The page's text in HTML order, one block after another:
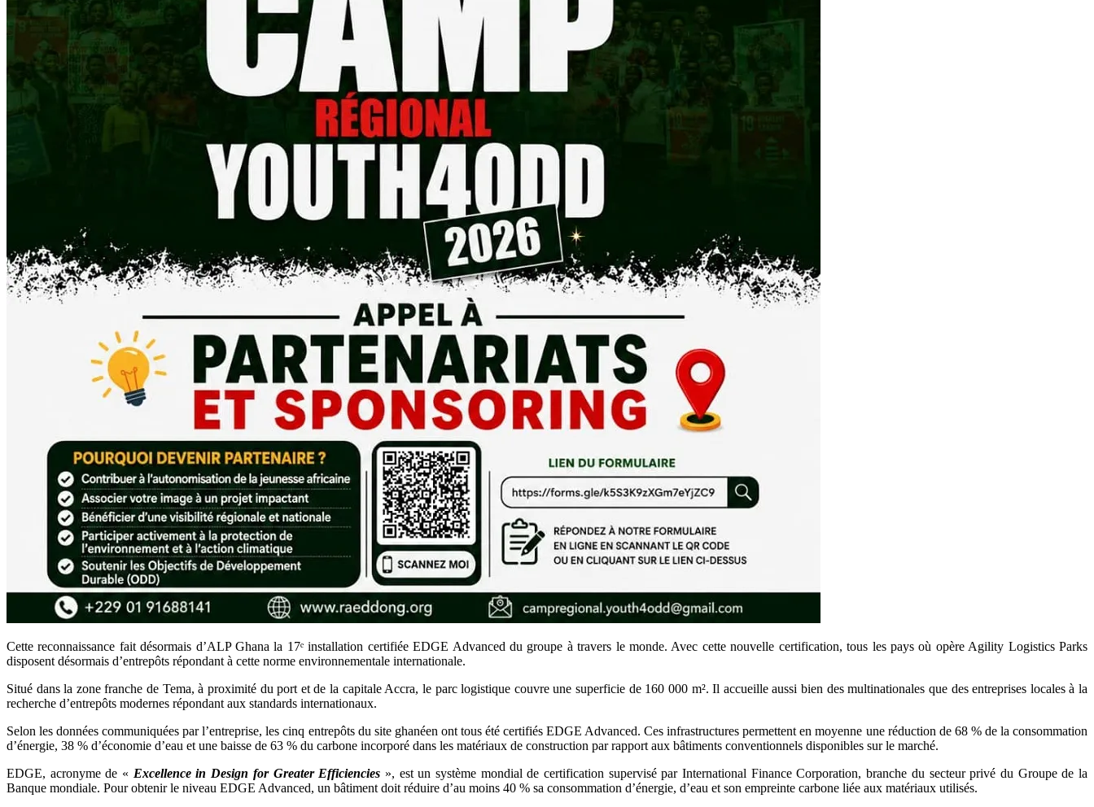
Cette reconnaissance fait désormais d’ALP Ghana la 17ᵉ installation certifiée EDGE Advanced du groupe à travers le monde. Avec cette nouvelle certification, tous les pays où opère Agility Logistics Parks
disposent désormais d’entrepôts répondant à cette norme environnementale internationale.
Situé dans la zone franche de Tema, à proximité du port et de la capitale Accra, le parc logistique couvre une superficie de 160 000 m². Il accueille aussi bien des multinationales que des entreprises locales à la
recherche d’entrepôts modernes répondant aux standards internationaux.
Selon les données communiquées par l’entreprise, les cinq entrepôts du site ghanéen ont tous été certifiés EDGE Advanced. Ces infrastructures permettent en moyenne une réduction de 68 % de la consommation
d’énergie, 38 % d’économie d’eau et une baisse de 63 % du carbone incorporé dans les matériaux de construction par rapport aux bâtiments conventionnels disponibles sur le marché.
EDGE, acronyme de « Excellence in Design for Greater Efficiencies », est un système mondial de certification supervisé par International Finance Corporation, branche du secteur privé du Groupe de la
Banque mondiale. Pour obtenir le niveau EDGE Advanced, un bâtiment doit réduire d’au moins 40 % sa consommation d’énergie, d’eau et son empreinte carbone liée aux matériaux utilisés.